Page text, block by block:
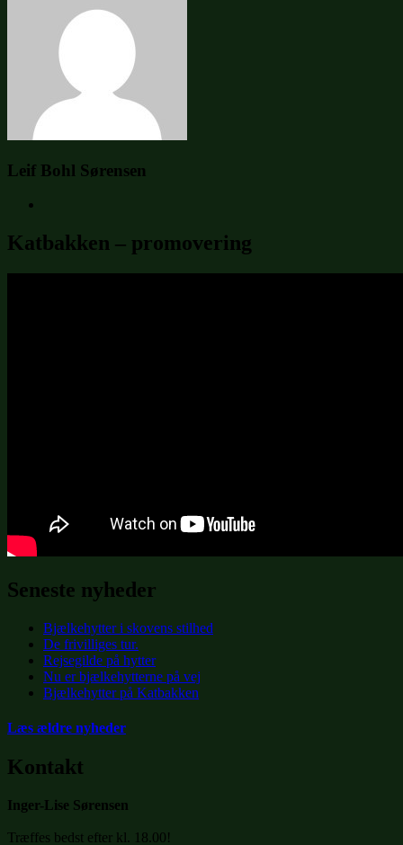
Leif Bohl Sørensen
Katbakken – promovering
Seneste nyheder
Bjælkehytter i skovens stilhed
De frivilliges tur.
Rejsegilde på hytter
Nu er bjælkehytterne på vej
Bjælkehytter på Katbakken
Læs ældre nyheder
Kontakt
Inger-Lise Sørensen
Træffes bedst efter kl. 18.00!